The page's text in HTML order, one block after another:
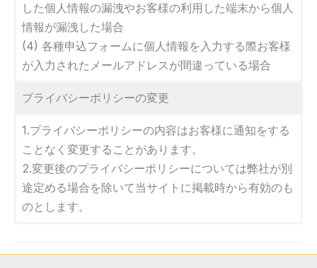
した個人情報の漏洩やお客様の利用した端末から個人
情報が漏洩した場合
(4) 各種申込フォームに個人情報を入力する際お客様
が入力されたメールアドレスが間違っている場合
プライバシーポリシーの変更
1.プライバシーポリシーの内容はお客様に通知をする
ことなく変更することがあります。
2.変更後のプライバシーポリシーについては弊社が別
途定める場合を除いて当サイトに掲載時から有効のも
のとします。